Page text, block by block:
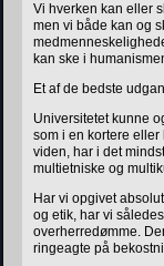
Vi hverken kan eller
men vi både kan og
kan ske i
Et af de bedste
Universitetet kunne
som i en kortere
viden, har i det
multietniske og
Har vi opgivet
og etik, har vi
overherredømme.
ringeagte på